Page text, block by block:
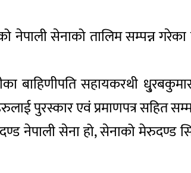
नेपाली सेनाको तालिम सम्पन्न
बाहिणीपति सहायकरथी
पुरस्कार एवं प्रमाणपत्र सहित
नेपाली सेना हो, सेनाको मेरुदण्ड